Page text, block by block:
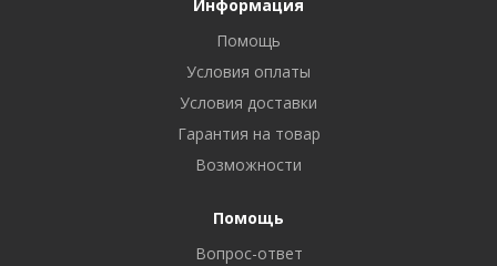
Информация
Помощь
Условия оплаты
Условия доставки
Гарантия на товар
Возможности
Помощь
Вопрос-ответ